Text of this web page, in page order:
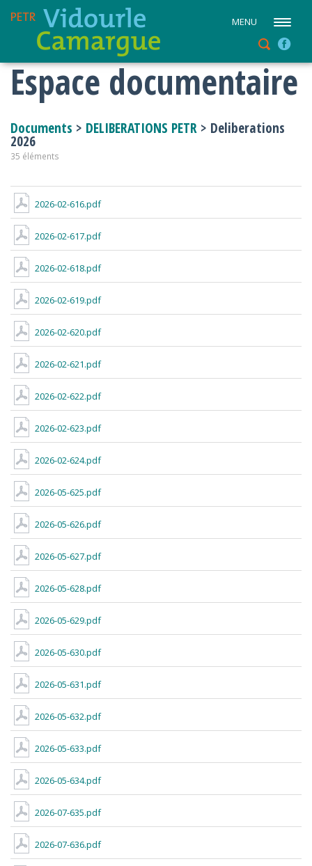
MENU
Espace documentaire
Documents > DELIBERATIONS PETR > Deliberations
2026
35 éléments
2026-02-616.pdf
2026-02-617.pdf
2026-02-618.pdf
2026-02-619.pdf
2026-02-620.pdf
2026-02-621.pdf
2026-02-622.pdf
2026-02-623.pdf
2026-02-624.pdf
2026-05-625.pdf
2026-05-626.pdf
2026-05-627.pdf
2026-05-628.pdf
2026-05-629.pdf
2026-05-630.pdf
2026-05-631.pdf
2026-05-632.pdf
2026-05-633.pdf
2026-05-634.pdf
2026-07-635.pdf
2026-07-636.pdf